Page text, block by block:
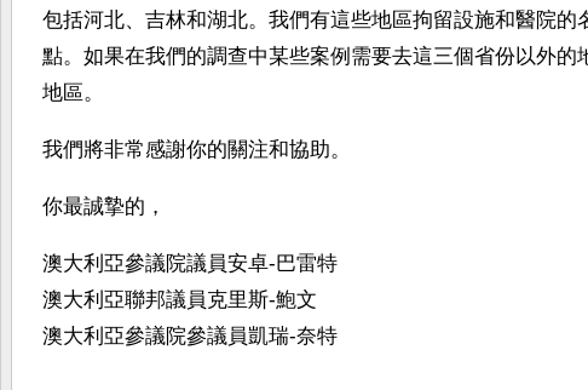
包括河北、吉林和湖北。我們有這些地區拘留設施和醫院的
點。如果在我們的調查中某些案例需要去這三個省份以外的
地區。
我們將非常感謝你的關注和協助。
你最誠摯的，
澳大利亞參議院議員安卓-巴雷特
澳大利亞聯邦議員克里斯-鮑文
澳大利亞參議院參議員凱瑞-奈特